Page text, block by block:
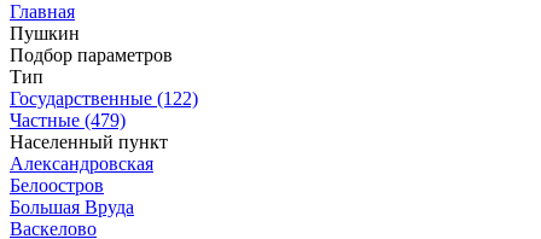
Главная
Пушкин
Подбор параметров
Тип
Государственные (122)
Частные (479)
Населенный пункт
Александровская
Белоостров
Большая Вруда
Васкелово